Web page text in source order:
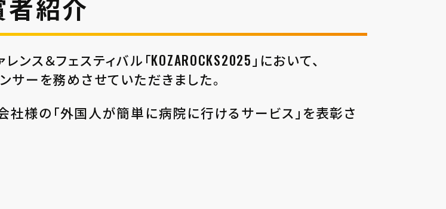
者紹介
＆フェスティバル「KOZAROCKS2025」において、
サーを務めさせていただきました。
社様の「外国⼈が簡単に病院に⾏けるサービス」を表彰さ